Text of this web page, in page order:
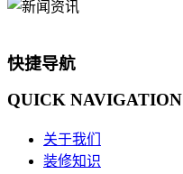
快捷导航
QUICK NAVIGATION
关于我们
装修知识